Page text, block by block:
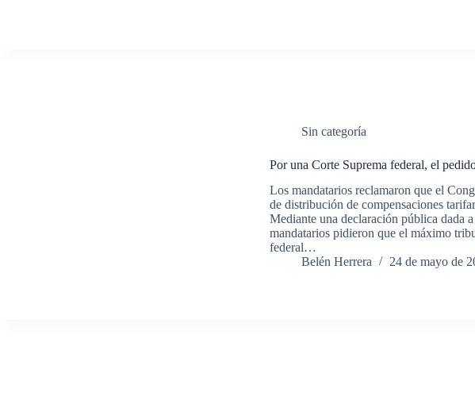
Sin categoría
Por una Corte Suprema federal, el
Los mandatarios reclamaron que el
de distribución de compensaciones
Mediante una declaración pública dada
mandatarios pidieron que el máximo
federal…
Belén Herrera
24 de mayo de